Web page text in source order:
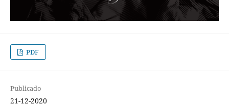
PDF
Publicado
21-12-2020